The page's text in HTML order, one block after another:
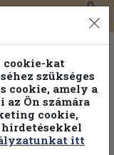
0
cookie-kat
szükséges
cookie, amely a
Ön számára
cookie,
hirdetésekkel
itt